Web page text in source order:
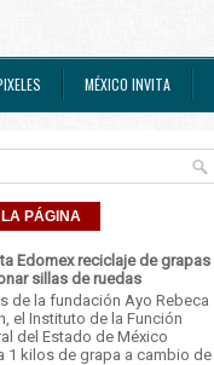
MÉXICO INVITA
LA PÁGINA
Edomex reciclaje de grapas
sillas de ruedas
de la fundación Ayo Rebeca
el Instituto de la Función
del Estado de México
1 kilos de grapa a cambio de